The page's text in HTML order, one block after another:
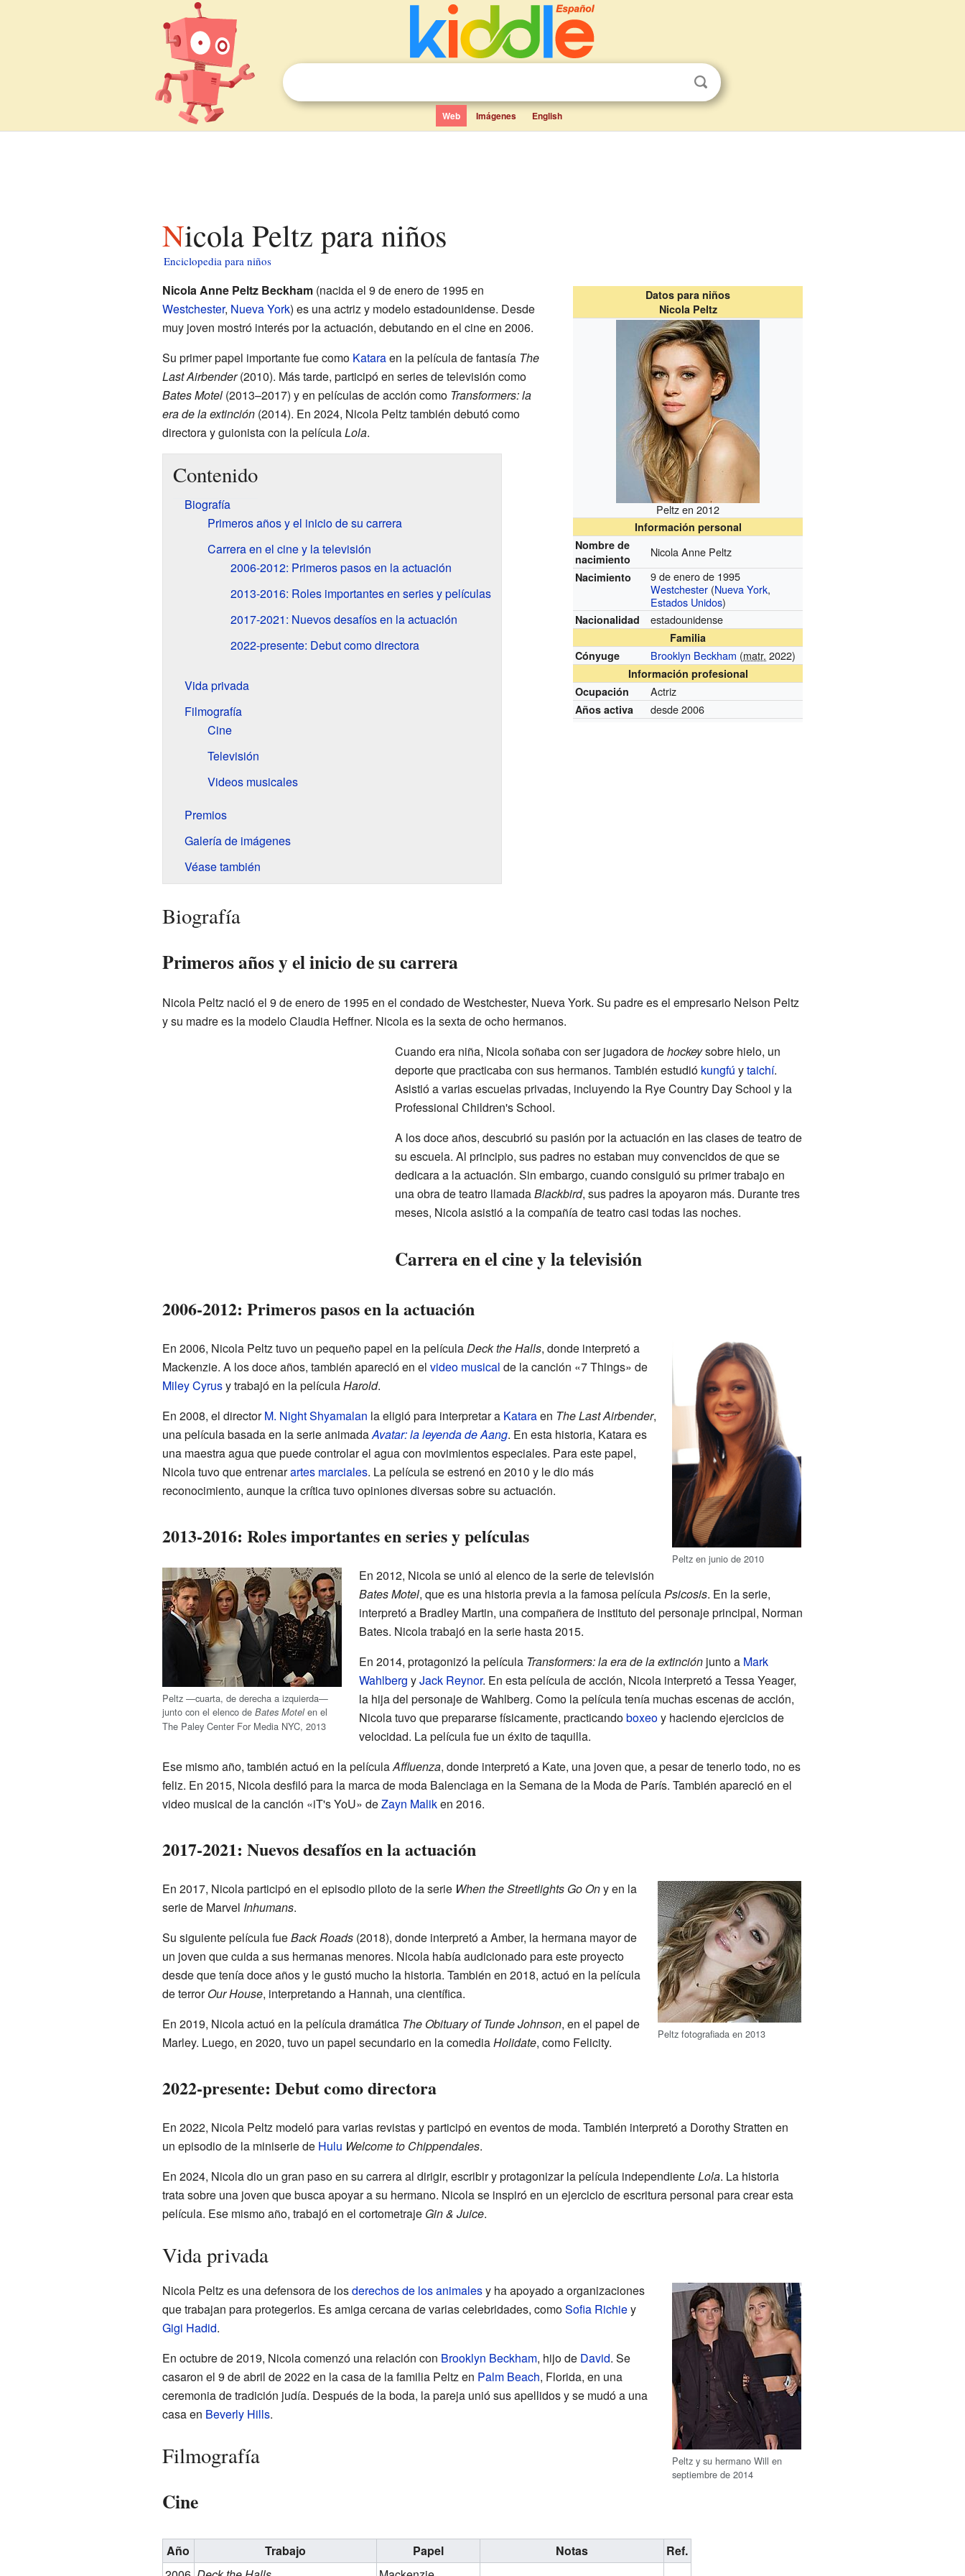
Web Imágenes English
Nicola Peltz para niños
Enciclopedia para niños
Datos para niños
Nicola Peltz
Peltz en 2012
Información personal
Nombre de
nacimiento
Nicola Anne Peltz
Nacimiento
9 de enero de 1995
Westchester (Nueva York,
Estados Unidos)
Nacionalidad estadounidense
Familia
Cónyuge
Brooklyn Beckham (matr. 2022)
Información profesional
Ocupación
Actriz
Años activa desde 2006
Nicola Anne Peltz Beckham(nacida el 9 de enero de 1995 en
Westchester, Nueva York) es una actriz y modelo estadounidense. Desde
muy joven mostró interés por la actuación, debutando en el cine en 2006.
Su primer papel importante fue como Kataraen la película de fantasía The
Last Airbender(2010). Más tarde, participó en series de televisión como
Bates Motel(2013–2017) y en películas de acción como Transformers: la
era de la extinción(2014). En 2024, Nicola Peltz también debutó como
directora y guionista con la películaLola.
Contenido
Biografía
Primeros años y el inicio de su carrera
Carrera en el cine y la televisión
2006-2012: Primeros pasos en la actuación
2013-2016: Roles importantes en series y películas
2017-2021: Nuevos desafíos en la actuación
2022-presente: Debut como directora
Vida privada
Filmografía
Cine
Televisión
Videos musicales
Premios
Galería de imágenes
Véase también
Biografía
Primeros años y el inicio de su carrera
Nicola Peltz nació el 9 de enero de 1995 en el condado de Westchester, Nueva York. Su padre es el empresario Nelson Peltz
y su madre es la modelo Claudia Heffner. Nicola es la sexta de ocho hermanos.
Cuando era niña, Nicola soñaba con ser jugadora dehockeysobre hielo, un
deporte que practicaba con sus hermanos. También estudió kungfú ytaichí.
Asistió a varias escuelas privadas, incluyendo la Rye Country Day School y la
Professional Children's School.
A los doce años, descubrió su pasión por la actuación en las clases de teatro de
su escuela. Al principio, sus padres no estaban muy convencidos de que se
dedicara a la actuación. Sin embargo, cuando consiguió su primer trabajo en
una obra de teatro llamadaBlackbird, sus padres la apoyaron más. Durante tres
meses, Nicola asistió a la compañía de teatro casi todas las noches.
Carrera en el cine y la televisión
2006-2012: Primeros pasos en la actuación
Peltz en junio de 2010
En 2006, Nicola Peltz tuvo un pequeño papel en la películaDeck the Halls, donde interpretó a
Mackenzie. A los doce años, también apareció en el video musical de la canción «7 Things» de
Miley Cyrusy trabajó en la películaHarold.
En 2008, el directorM. Night Shyamalan la eligió para interpretar a Kataraen The Last Airbender,
una película basada en la serie animadaAvatar: la leyenda de Aang. En esta historia, Katara es
una maestra agua que puede controlar el agua con movimientos especiales. Para este papel,
Nicola tuvo que entrenarartes marciales. La película se estrenó en 2010 y le dio más
reconocimiento, aunque la crítica tuvo opiniones diversas sobre su actuación.
2013-2016: Roles importantes en series y películas
Peltz —cuarta, de derecha a izquierda—
junto con el elenco de Bates Motelen el
The Paley Center For Media NYC, 2013
En 2012, Nicola se unió al elenco de la serie de televisión
Bates Motel, que es una historia previa a la famosa películaPsicosis. En la serie,
interpretó a Bradley Martin, una compañera de instituto del personaje principal, Norman
Bates. Nicola trabajó en la serie hasta 2015.
En 2014, protagonizó la película Transformers: la era de la extinciónjunto a Mark
Wahlberg yJack Reynor. En esta película de acción, Nicola interpretó a Tessa Yeager,
la hija del personaje de Wahlberg. Como la película tenía muchas escenas de acción,
Nicola tuvo que prepararse físicamente, practicandoboxeoy haciendo ejercicios de
velocidad. La película fue un éxito de taquilla.
Ese mismo año, también actuó en la películaAffluenza, donde interpretó a Kate, una joven que, a pesar de tenerlo todo, no es
feliz. En 2015, Nicola desfiló para la marca de moda Balenciaga en la Semana de la Moda de París. También apareció en el
video musical de la canción «iT's YoU» deZayn Maliken 2016.
2017-2021: Nuevos desafíos en la actuación
Peltz fotografiada en 2013
En 2017, Nicola participó en el episodio piloto de la serie When the Streetlights Go Ony en la
serie de Marvel Inhumans.
Su siguiente película fueBack Roads(2018), donde interpretó a Amber, la hermana mayor de
un joven que cuida a sus hermanas menores. Nicola había audicionado para este proyecto
desde que tenía doce años y le gustó mucho la historia. También en 2018, actuó en la película
de terrorOur House, interpretando a Hannah, una científica.
En 2019, Nicola actuó en la película dramática The Obituary of Tunde Johnson, en el papel de
Marley. Luego, en 2020, tuvo un papel secundario en la comediaHolidate, como Felicity.
2022-presente: Debut como directora
En 2022, Nicola Peltz modeló para varias revistas y participó en eventos de moda. También interpretó a Dorothy Stratten en
un episodio de la miniserie de Hulu Welcome to Chippendales.
En 2024, Nicola dio un gran paso en su carrera al dirigir, escribir y protagonizar la película independienteLola. La historia
trata sobre una joven que busca apoyar a su hermano. Nicola se inspiró en un ejercicio de escritura personal para crear esta
película. Ese mismo año, trabajó en el cortometraje Gin & Juice.
Vida privada
Peltz y su hermano Will en
septiembre de 2014
Nicola Peltz es una defensora de losderechos de los animalesy ha apoyado a organizaciones
que trabajan para protegerlos. Es amiga cercana de varias celebridades, comoSofia Richiey
Gigi Hadid.
En octubre de 2019, Nicola comenzó una relación con Brooklyn Beckham, hijo de David. Se
casaron el 9 de abril de 2022 en la casa de la familia Peltz en Palm Beach, Florida, en una
ceremonia de tradición judía. Después de la boda, la pareja unió sus apellidos y se mudó a una
casa en Beverly Hills.
Filmografía
Cine
Año Trabajo Papel Notas
Ref.